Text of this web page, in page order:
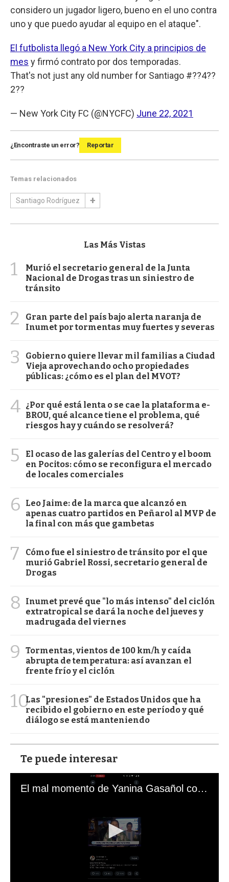
considero un jugador ligero, bueno en el uno contra
uno y que puedo ayudar al equipo en el ataque".
El futbolista llegó a New York City a principios de
mes y firmó contrato por dos temporadas.
That's not just any old number for Santiago #??4??
2??
— New York City FC (@NYCFC) June 22, 2021
¿Encontraste un error? Reportar
Temas relacionados
Santiago Rodríguez
Las Más Vistas
1
Murió el secretario general de la Junta
Nacional de Drogas tras un siniestro de
tránsito
2
Gran parte del país bajo alerta naranja de
Inumet por tormentas muy fuertes y severas
3
Gobierno quiere llevar mil familias a Ciudad
Vieja aprovechando ocho propiedades
públicas: ¿cómo es el plan del MVOT?
4 ¿Por qué está lenta o se cae la plataforma e-
BROU, qué alcance tiene el problema, qué
riesgos hay y cuándo se resolverá?
5
El ocaso de las galerías del Centro y el boom
en Pocitos: cómo se reconfigura el mercado
de locales comerciales
6
Leo Jaime: de la marca que alcanzó en
apenas cuatro partidos en Peñarol al MVP de
la final con más que gambetas
7
Cómo fue el siniestro de tránsito por el que
murió Gabriel Rossi, secretario general de
Drogas
8
Inumet prevé que "lo más intenso" del ciclón
extratropical se dará la noche del jueves y
madrugada del viernes
9
Tormentas, vientos de 100 km/h y caída
abrupta de temperatura: así avanzan el
frente frío y el ciclón
10Las "presiones" de Estados Unidos que ha
recibido el gobierno en este período y qué
diálogo se está manteniendo
Te puede interesar
El mal momento de Yanina Gasañol con un hincha argentino en "Subrayado"